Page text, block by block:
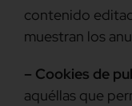
contenido
muestran los
– Cookies de
aquéllas que